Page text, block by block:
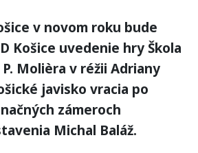
v novom roku bude
Košice uvedenie hry Škola
Molièra v réžii Adriany
javisko vracia po
zámeroch
Michal Baláž.